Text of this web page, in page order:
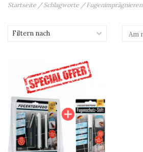
Startseite /Schlagworte /Fugenimprägnieren
Filtern nach